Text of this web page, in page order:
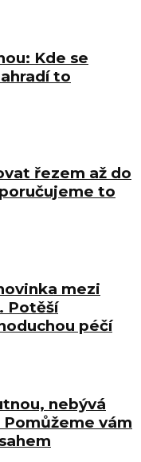
Kde se
to
řezem až do
to
mezi
Potěší
péčí
nebývá
vám